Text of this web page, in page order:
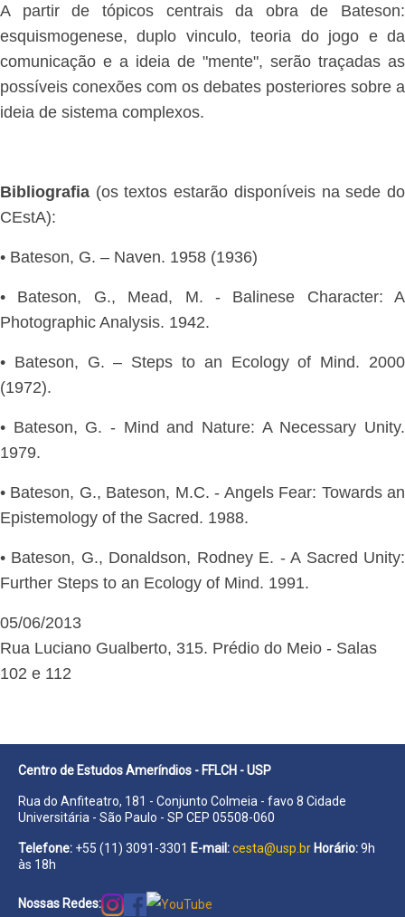
A partir de tópicos centrais da obra de Bateson:
esquismogenese, duplo vinculo, teoria do jogo e da
comunicação e a ideia de "mente", serão traçadas as
possíveis conexões com os debates posteriores sobre a
ideia de sistema complexos.
Bibliografia (os textos estarão disponíveis na sede do
CEstA):
• Bateson, G. – Naven. 1958 (1936)
• Bateson, G., Mead, M. - Balinese Character: A
Photographic Analysis. 1942.
• Bateson, G. – Steps to an Ecology of Mind. 2000
(1972).
• Bateson, G. - Mind and Nature: A Necessary Unity.
1979.
• Bateson, G., Bateson, M.C. - Angels Fear: Towards an
Epistemology of the Sacred. 1988.
• Bateson, G., Donaldson, Rodney E. - A Sacred Unity:
Further Steps to an Ecology of Mind. 1991.
05/06/2013
Rua Luciano Gualberto, 315. Prédio do Meio - Salas
102 e 112
Centro de Estudos Ameríndios - FFLCH - USP
Rua do Anfiteatro, 181 - Conjunto Colmeia - favo 8 Cidade
Universitária - São Paulo - SP CEP 05508-060
Telefone: +55 (11) 3091-3301 E-mail:cesta@usp.br Horário:9h
às 18h
Nossas Redes: